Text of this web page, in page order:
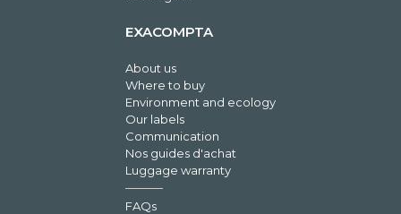
EXACOMPTA
About us
Where to buy
Environment and ecology
Our labels
Communication
Nos guides d'achat
Luggage warranty
FAQs